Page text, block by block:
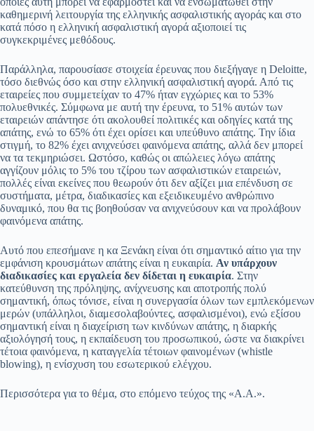
καθημερινή λειτουργία της ελληνικής ασφαλιστικής αγοράς και στο
κατά πόσο η ελληνική ασφαλιστική αγορά αξιοποιεί τις
συγκεκριμένες μεθόδους.
Παράλληλα, παρουσίασε στοιχεία έρευνας που διεξήγαγε η Deloitte,
τόσο διεθνώς όσο και στην ελληνική ασφαλιστική αγορά. Από τις
εταιρείες που συμμετείχαν το 47% ήταν εγχώριες και το 53%
πολυεθνικές. Σύμφωνα με αυτή την έρευνα, το 51% αυτών των
εταιρειών απάντησε ότι ακολουθεί πολιτικές και οδηγίες κατά της
απάτης, ενώ το 65% ότι έχει ορίσει και υπεύθυνο απάτης. Την ίδια
στιγμή, το 82% έχει ανιχνεύσει φαινόμενα απάτης, αλλά δεν μπορεί
να τα τεκμηριώσει. Ωστόσο, καθώς οι απώλειες λόγω απάτης
αγγίζουν μόλις το 5% του τζίρου των ασφαλιστικών εταιρειών,
πολλές είναι εκείνες που θεωρούν ότι δεν αξίζει μια επένδυση σε
συστήματα, μέτρα, διαδικασίες και εξειδικευμένο ανθρώπινο
δυναμικό, που θα τις βοηθούσαν να ανιχνεύσουν και να προλάβουν
φαινόμενα απάτης.
Αυτό που επεσήμανε η κα Ξενάκη είναι ότι σημαντικό αίτιο για την
εμφάνιση κρουσμάτων απάτης είναι η ευκαιρία. Αν υπάρχουν
διαδικασίες και εργαλεία δεν δίδεται η ευκαιρία. Στην
κατεύθυνση της πρόληψης, ανίχνευσης και αποτροπής πολύ
σημαντική, όπως τόνισε, είναι η συνεργασία όλων των εμπλεκόμενων
μερών (υπάλληλοι, διαμεσολαβούντες, ασφαλισμένοι), ενώ εξίσου
σημαντική είναι η διαχείριση των κινδύνων απάτης, η διαρκής
αξιολόγησή τους, η εκπαίδευση του προσωπικού, ώστε να διακρίνει
τέτοια φαινόμενα, η καταγγελία τέτοιων φαινομένων (whistle
blowing), η ενίσχυση του εσωτερικού ελέγχου.
Περισσότερα για το θέμα, στο επόμενο τεύχος της «Α.Α.».